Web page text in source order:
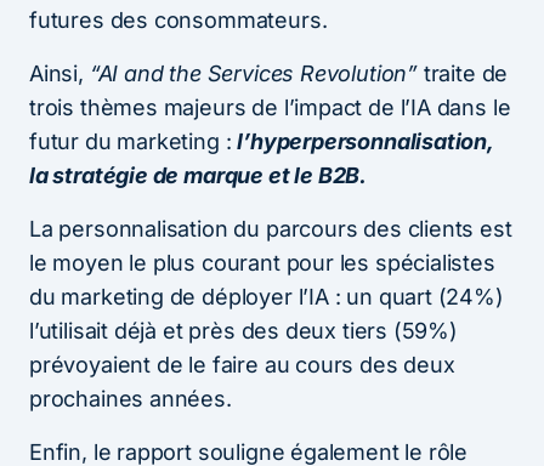
futures des consommateurs.
Ainsi, “AI and the Services Revolution” traite de
trois thèmes majeurs de l’impact de l’IA dans le
futur du marketing :l’hyperpersonnalisation,
la stratégie de marque et le B2B.
La personnalisation du parcours des clients est
le moyen le plus courant pour les spécialistes
du marketing de déployer l’IA : un quart (24%)
l’utilisait déjà et près des deux tiers (59%)
prévoyaient de le faire au cours des deux
prochaines années.
Enfin, le rapport souligne également le rôle